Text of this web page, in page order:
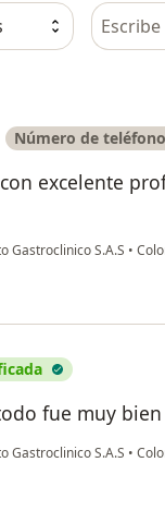
Busca
Número de
excelente
Gastroclinico S.A.S •
fue muy
Gastroclinico S.A.S •